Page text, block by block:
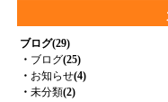
ブログ(29)
・ ブログ(25)
・ お知らせ(4)
・ 未分類(2)